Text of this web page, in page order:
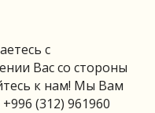
с
Вас со стороны
к нам! Мы Вам
+996 (312) 961960